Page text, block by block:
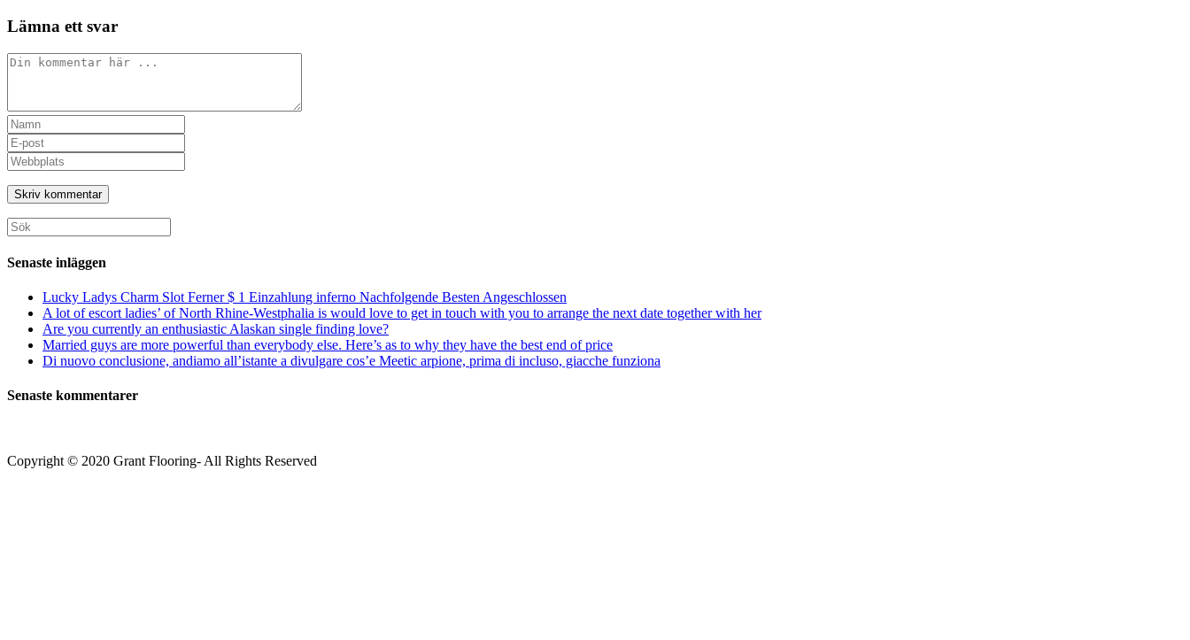
Lämna ett svar
Kommentar
Ange
ditt
namn
eller
användarnamn
för
att
kommentera
Ange
din
e-
postadress
för
att
kommentera
Ange
URL
till
din
webbplats
(valfritt)
Sök
efter:
Senaste inläggen
Lucky Ladys Charm Slot Ferner $ 1 Einzahlung inferno Nachfolgende Besten Angeschlossen
A lot of escort ladies’ of North Rhine-Westphalia is would love to get in touch with you to arrange the next date together with her
Are you currently an enthusiastic Alaskan single finding love?
Married guys are more powerful than everybody else. Here’s as to why they have the best end of price
Di nuovo conclusione, andiamo all’istante a divulgare cos’e Meetic arpione, prima di incluso, giacche funziona
Senaste kommentarer
Copyright © 2020 Grant Flooring- All Rights Reserved